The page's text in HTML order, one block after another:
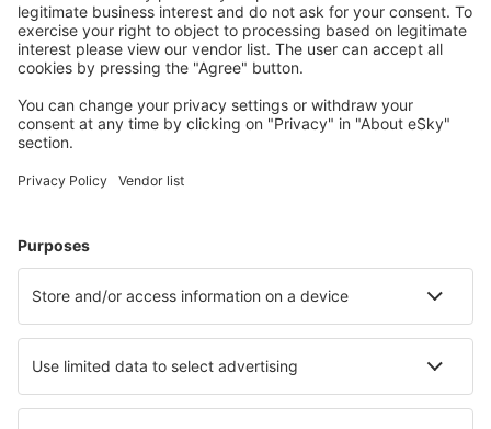
Cele mai căutate hoteluri de către utilizatorii eSky
Hoteluri în Statele Unite ale Americii - Orașe populare
Hoteluri în Davenport Hoteluri în Panama City Beach
Hoteluri în Columbus
Hoteluri în San Antonio Hoteluri în Colorado Springs
Cele mai bune hoteluri - orașe
Hoteluri în Neauphle-le-Chateau